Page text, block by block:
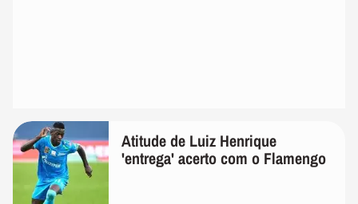
Atitude de Luiz Henrique
'entrega' acerto com o Flamengo